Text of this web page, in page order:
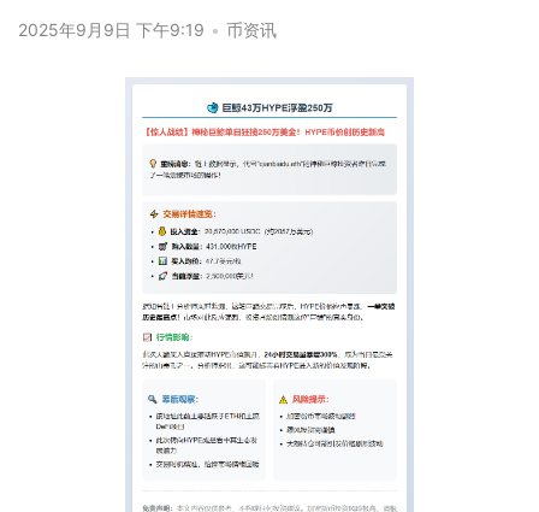
2025年9月9日 下午9:19 • 币资讯